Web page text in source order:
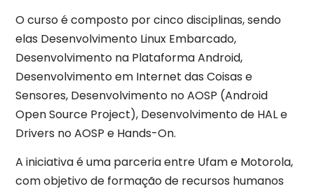
O curso é composto por cinco disciplinas, sendo
elas Desenvolvimento Linux Embarcado,
Desenvolvimento na Plataforma Android,
Desenvolvimento em Internet das Coisas e
Sensores, Desenvolvimento no AOSP (Android
Open Source Project), Desenvolvimento de HAL e
Drivers no AOSP e Hands-On.
A iniciativa é uma parceria entre Ufam e Motorola,
com objetivo de formação de recursos humanos